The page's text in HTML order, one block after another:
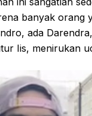
banyak orang
ada
Iis, menirukan